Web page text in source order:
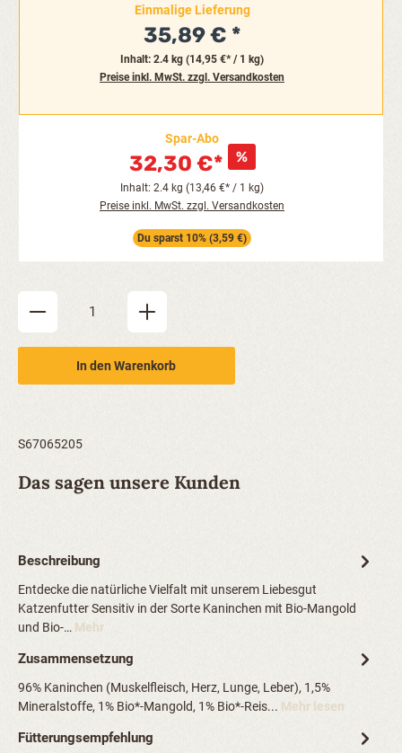
Einmalige Lieferung
35,89 €
Inhalt: 2.4 kg (14,95 €* / 1 kg)
Preise inkl. MwSt. zzgl. Versandkosten
Spar-Abo
32,30 €*
Inhalt: 2.4 kg (13,46 €* / 1 kg)
Preise inkl. MwSt. zzgl. Versandkosten
Du sparst 10% (3,59 €)
Produkt Anzahl: Gib den gewünschten Wert ein
In den Warenkorb
S67065205
Das sagen unsere Kunden
Beschreibung
Entdecke die natürliche Vielfalt mit unserem Liebesgut
Katzenfutter Sensitiv in der Sorte Kaninchen mit Bio-Mangold
und Bio-… Mehr
Zusammensetzung
96% Kaninchen (Muskelfleisch, Herz, Lunge, Leber), 1,5%
Mineralstoffe, 1% Bio*-Mangold, 1% Bio*-Reis... Mehr lesen
Fütterungsempfehlung